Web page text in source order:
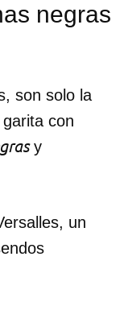
negras
son solo la
con
y
un